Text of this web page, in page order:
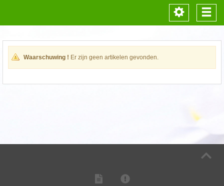
Toggle
navigation
Waarschuwing ! Er zijn geen artikelen gevonden.